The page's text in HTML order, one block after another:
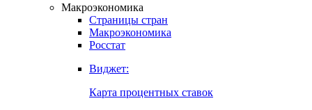
Макроэкономика
Страницы стран
Макроэкономика
Росстат
Виджет:
Карта процентных ставок